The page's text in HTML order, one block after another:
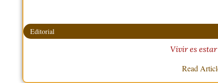
Editorial
Vivir es
Read